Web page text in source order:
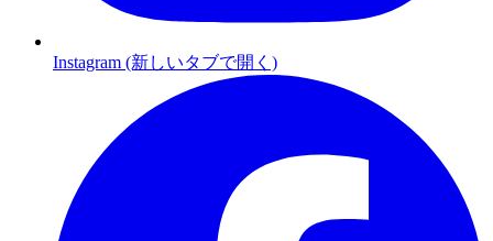
Instagram (新しいタブで開く)